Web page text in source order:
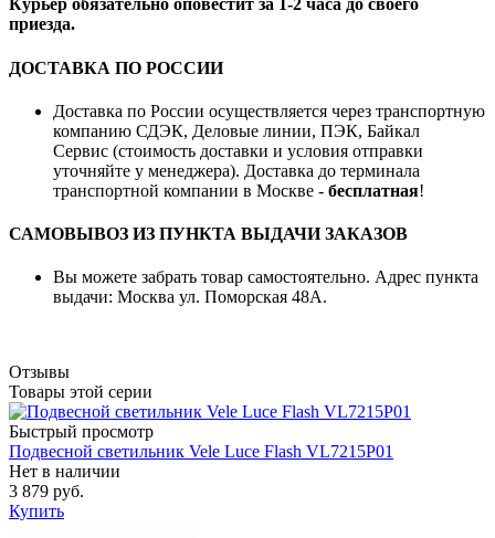
Курьер обязательно оповестит за 1-2 часа до своего
приезда.
ДОСТАВКА ПО РОССИИ
Доставка по России осуществляется через транспортную
компанию СДЭК, Деловые линии, ПЭК, Байкал
Сервис (стоимость доставки и условия отправки
уточняйте у менеджера). Доставка до терминала
транспортной компании в Москве - бесплатная!
САМОВЫВОЗ ИЗ ПУНКТА ВЫДАЧИ ЗАКАЗОВ
Вы можете забрать товар самостоятельно. Адрес пункта
выдачи: Москва ул. Поморская 48А.
Отзывы
Товары этой серии
Быстрый просмотр
Подвесной светильник Vele Luce Flash VL7215P01
Нет в наличии
3 879 руб.
Купить